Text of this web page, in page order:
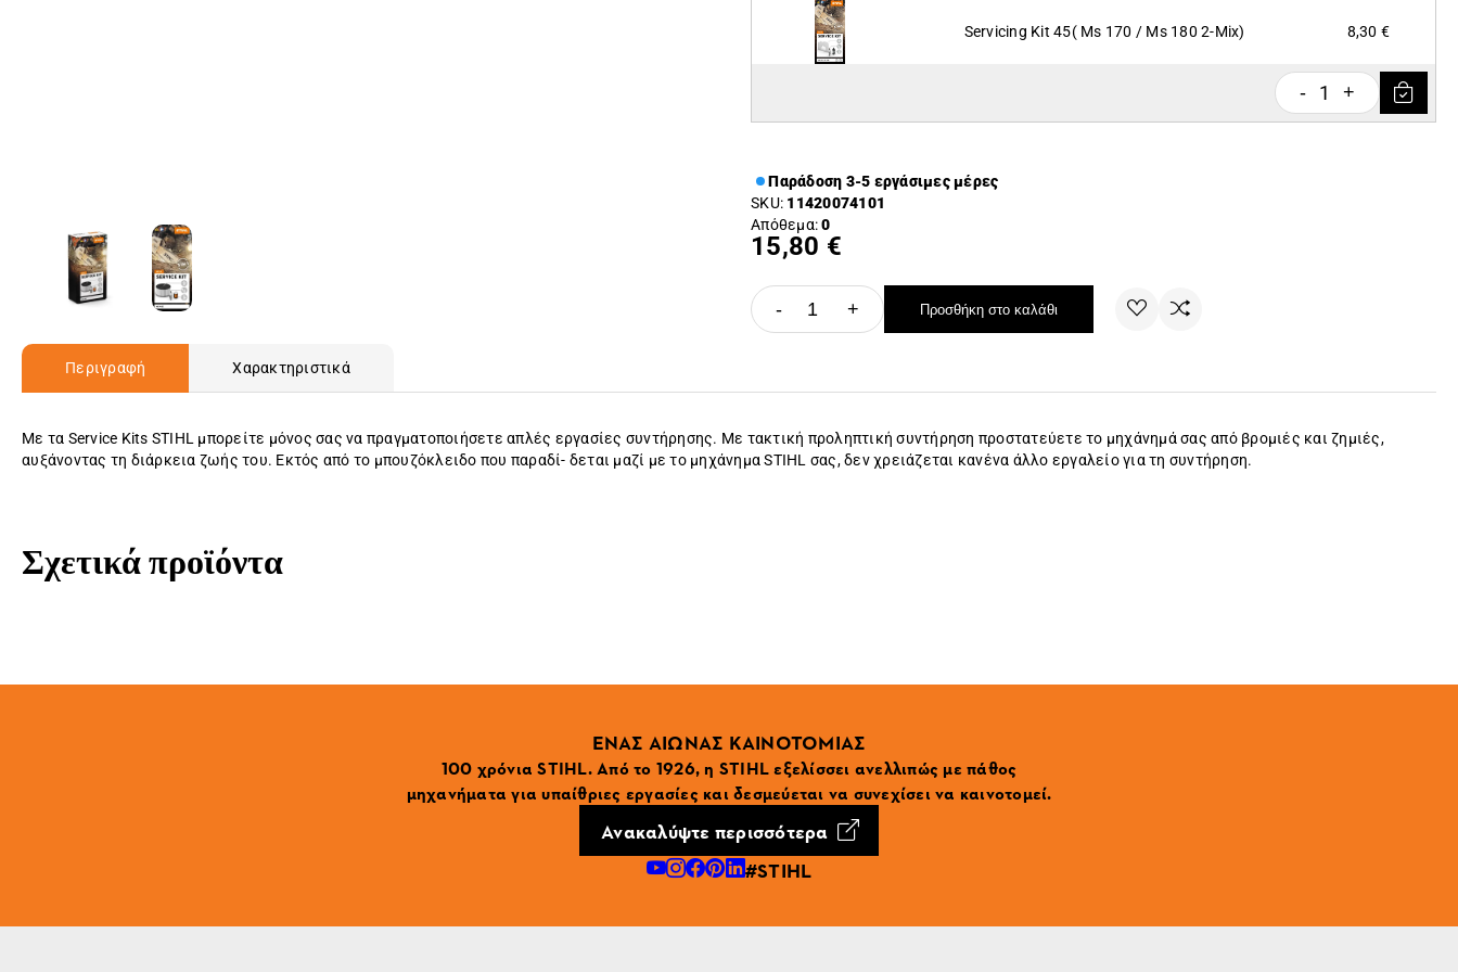
Servicing Kit 45( Ms 170 / Ms 180 2-Mix) 8,30 €
- 1 +
Παράδοση 3-5 εργάσιμες μέρες
SKU: 11420074101
Απόθεμα:0
15,80 €
- + Προσθήκη στο καλάθι
Περιγραφή Χαρακτηριστικά
Με τα Service Kits STIHL μπορείτε μόνος σας να πραγματοποιήσετε απλές εργασίες συντήρησης. Με τακτική προληπτική συντήρηση προστατεύετε το μηχάνημά σας από βρομιές και ζημιές,
αυξάνοντας τη διάρκεια ζωής του. Εκτός από το μπουζόκλειδο που παραδί- δεται μαζί με το μηχάνημα STIHL σας, δεν χρειάζεται κανένα άλλο εργαλείο για τη συντήρηση.
Σχετικά προϊόντα
ΕΝΑΣ ΑΙΩΝΑΣ ΚΑΙΝΟΤΟΜΙΑΣ
100 χρόνια STIHL. Από το 1926, η STIHL εξελίσσει ανελλιπώς με πάθος
μηχανήματα για υπαίθριες εργασίες και δεσμεύεται να συνεχίσει να καινοτομεί.
Ανακαλύψτε περισσότερα
#STIHL